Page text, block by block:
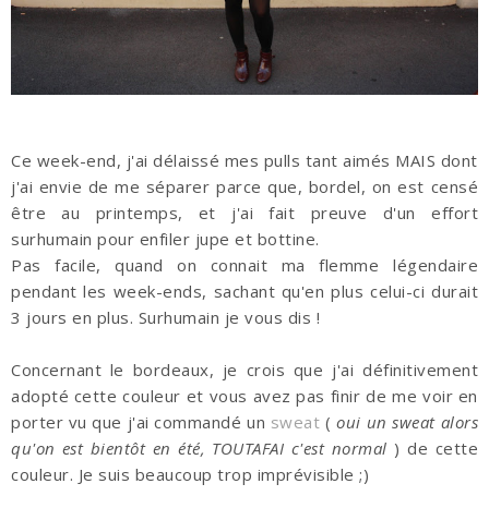
Ce week-end, j'ai délaissé mes pulls tant aimés MAIS dont
j'ai envie de me séparer parce que, bordel, on est censé
être au printemps, et j'ai fait preuve d'un effort
surhumain pour enfiler jupe et bottine.
Pas facile, quand on connait ma flemme légendaire
pendant les week-ends, sachant qu'en plus celui-ci durait
3 jours en plus. Surhumain je vous dis !
Concernant le bordeaux, je crois que j'ai définitivement
adopté cette couleur et vous avez pas finir de me voir en
porter vu que j'ai commandé un sweat(oui un sweat alors
qu'on est bientôt en été, TOUTAFAI c'est normal ) de cette
couleur. Je suis beaucoup trop imprévisible ;)